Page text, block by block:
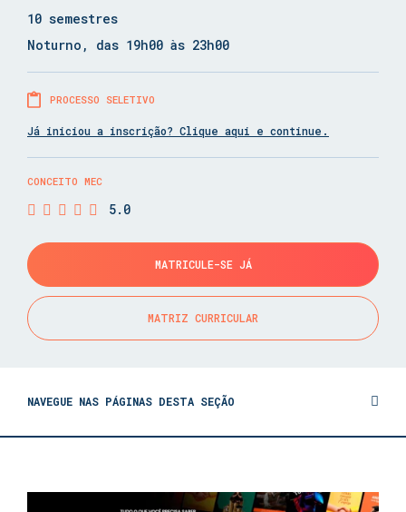
10 semestres
Noturno, das 19h00 às 23h00
PROCESSO SELETIVO
Já iniciou a inscrição? Clique aqui e continue.
CONCEITO MEC
5.0
MATRICULE-SE JÁ
MATRIZ CURRICULAR
NAVEGUE NAS PÁGINAS DESTA SEÇÃO